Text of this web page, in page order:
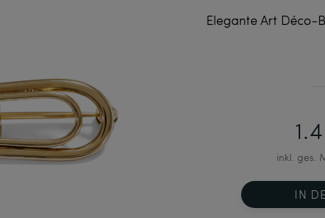
Elegante Art Déco-
inkl. ges.
IN